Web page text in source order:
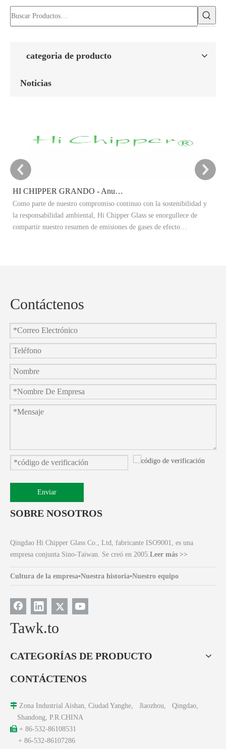
categoria de producto
Noticias
HI CHIPPER GRANDO - Anuncio del objetivo de reducción de carbono 2025
Como parte de nuestro compromiso continuo con la sostenibilidad y
la responsabilidad ambiental, Hi Chipper Glass se enorgullece de
compartir nuestro resumen de emisiones de gases de efecto
Contáctenos
Enviar
SOBRE NOSOTROS
Qingdao Hi Chipper Glass Co., Ltd, fabricante ISO9001, es una
empresa conjunta Sino-Taiwan. Se creó en 2005. Leer más >>
Cultura de la empresa▪Nuestra historia▪Nuestro equipo
Tawk.to
CATEGORÍAS DE PRODUCTO
CONTÁCTENOS
 Zona Industrial Aishan, Ciudad Yanghe, Jiaozhou, Qingdao,
Shandong, P.R.CHINA
 + 86-532-86108531
+ 86-532-86107286